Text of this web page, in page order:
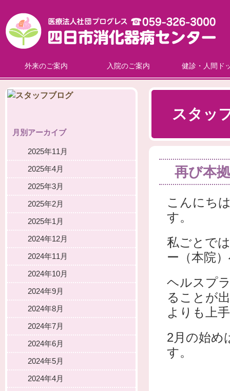
外来のご案内 入院のご案内 健診・人間ド
スタッ
再び本
こんにち
す。
私ごとで
ー（本院
ヘルスプ
ることが
よりも上
2月の始め
す。
月別アーカイブ
2025年11月
2025年4月
2025年3月
2025年2月
2025年1月
2024年12月
2024年11月
2024年10月
2024年9月
2024年8月
2024年7月
2024年6月
2024年5月
2024年4月